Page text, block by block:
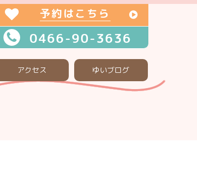
予約はこちら
0466-90-3636
アクセス ゆいブログ